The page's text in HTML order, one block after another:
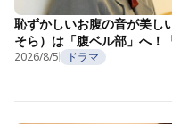
恥ずかしいお腹の音が美し
そら）は「腹ベル部」へ！
2026/8/5 ドラマ